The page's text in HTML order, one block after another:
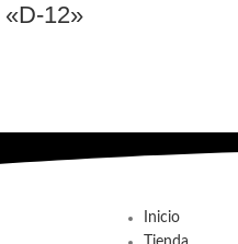
12»
Inicio